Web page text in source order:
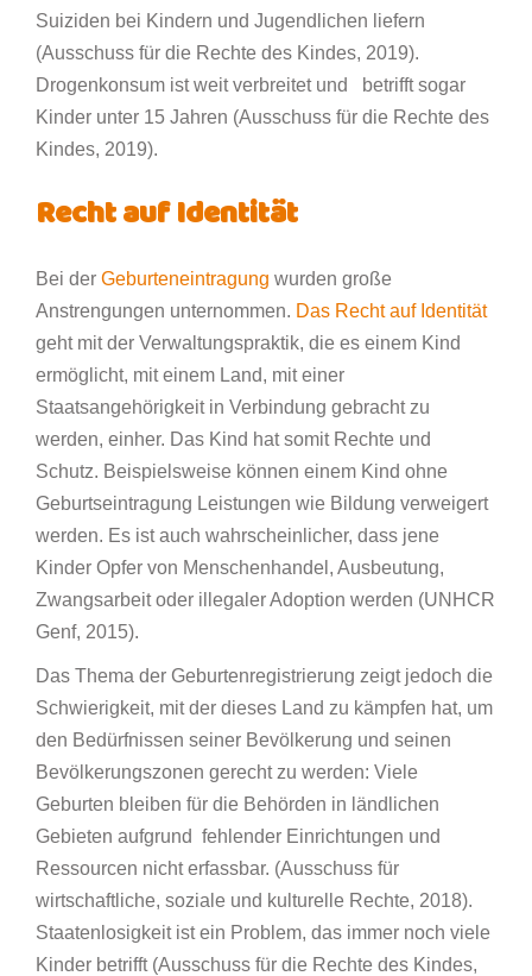
Suiziden bei Kindern und Jugendlichen liefern
(Ausschuss für die Rechte des Kindes, 2019).
Drogenkonsum ist weit verbreitet und betrifft sogar
Kinder unter 15 Jahren (Ausschuss für die Rechte des
Kindes, 2019).
Recht auf Identität
Bei der Geburteneintragung wurden große
Anstrengungen unternommen. Das Recht auf Identität
geht mit der Verwaltungspraktik, die es einem Kind
ermöglicht, mit einem Land, mit einer
Staatsangehörigkeit in Verbindung gebracht zu
werden, einher. Das Kind hat somit Rechte und
Schutz. Beispielsweise können einem Kind ohne
Geburtseintragung Leistungen wie Bildung verweigert
werden. Es ist auch wahrscheinlicher, dass jene
Kinder Opfer von Menschenhandel, Ausbeutung,
Zwangsarbeit oder illegaler Adoption werden (UNHCR
Genf, 2015).
Das Thema der Geburtenregistrierung zeigt jedoch die
Schwierigkeit, mit der dieses Land zu kämpfen hat, um
den Bedürfnissen seiner Bevölkerung und seinen
Bevölkerungszonen gerecht zu werden: Viele
Geburten bleiben für die Behörden in ländlichen
Gebieten aufgrund fehlender Einrichtungen und
Ressourcen nicht erfassbar. (Ausschuss für
wirtschaftliche, soziale und kulturelle Rechte, 2018).
Staatenlosigkeit ist ein Problem, das immer noch viele
Kinder betrifft (Ausschuss für die Rechte des Kindes,